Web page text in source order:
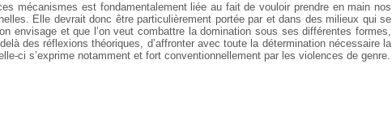
mécanismes est fondamentalement liée au fait de vouloir prendre en main nos
Elle devrait donc être particulièrement portée par et dans des milieux qui se
envisage et que l’on veut combattre la domination sous ses différentes formes,
des réflexions théoriques, d’affronter avec toute la détermination nécessaire la
ci s’exprime notamment et fort conventionnellement par les violences de genre.